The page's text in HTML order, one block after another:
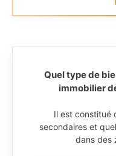
Quel type de
immobilier
Il est constitué
secondaires et
dans des